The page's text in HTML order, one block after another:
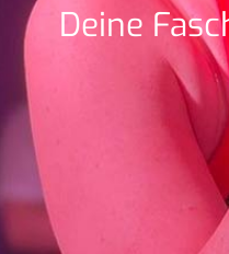
Deine